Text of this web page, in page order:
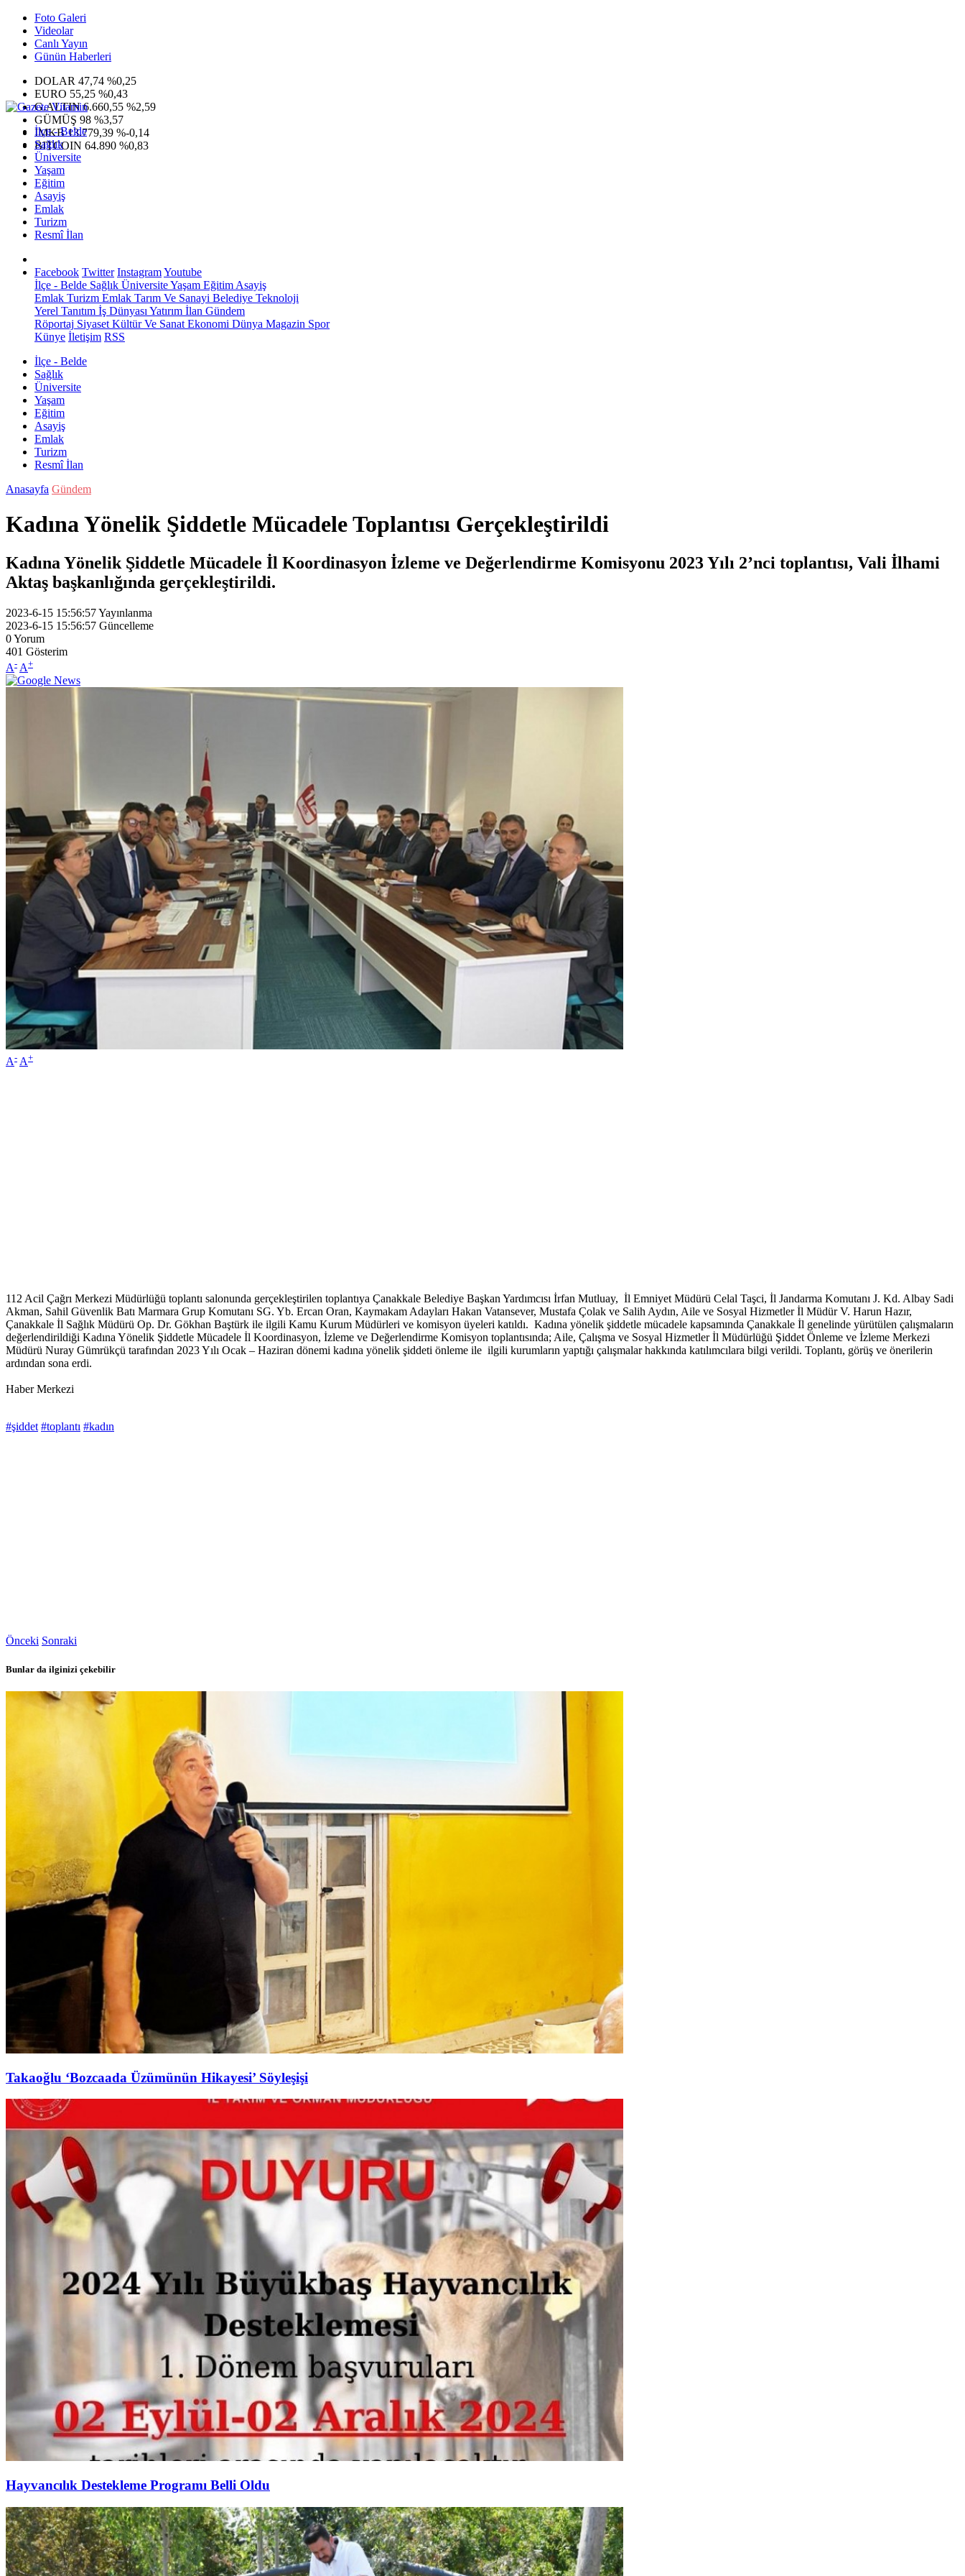
Foto Galeri
Videolar
Canlı Yayın
Günün Haberleri
DOLAR 47,74 %0,25
EURO 55,25 %0,43
G.ALTIN6.660,55 %2,59
GÜMÜŞ 98 %3,57
IMKB13.779,39 %-0,14
BITCOIN 64.890 %0,83
İlçe - Belde
Sağlık
Üniversite
Yaşam
Eğitim
Asayiş
Emlak
Turizm
Resmî İlan
Facebook Twitter InstagramYoutube
İlçe - Belde Sağlık ÜniversiteYaşam Eğitim Asayiş
Emlak Turizm Emlak Tarım Ve Sanayi Belediye Teknoloji
Yerel Tanıtım İş Dünyası Yatırım İlan Gündem
Röportaj Siyaset Kültür Ve Sanat Ekonomi Dünya Magazin Spor
Künye İletişim RSS
İlçe - Belde
Sağlık
Üniversite
Yaşam
Eğitim
Asayiş
Emlak
Turizm
Resmî İlan
Anasayfa Gündem
Kadına Yönelik Şiddetle Mücadele Toplantısı Gerçekleştirildi
Kadına Yönelik Şiddetle Mücadele İl Koordinasyon İzleme ve Değerlendirme Komisyonu 2023 Yılı 2’nci toplantısı, Vali İlhami
Aktaş başkanlığında gerçekleştirildi.
2023-6-15 15:56:57Yayınlanma
2023-6-15 15:56:57 Güncelleme
0Yorum
401 Gösterim
A- A+
A- A+
112 Acil Çağrı Merkezi Müdürlüğü toplantı salonunda gerçekleştirilen toplantıya Çanakkale Belediye Başkan Yardımcısı İrfan Mutluay, İl Emniyet Müdürü Celal Taşci, İl Jandarma Komutanı J. Kd. Albay Sadi
Akman, Sahil Güvenlik Batı Marmara Grup Komutanı SG. Yb. Ercan Oran, Kaymakam Adayları Hakan Vatansever, Mustafa Çolak ve Salih Aydın, Aile ve Sosyal Hizmetler İl Müdür V. Harun Hazır,
Çanakkale İl Sağlık Müdürü Op. Dr. Gökhan Baştürk ile ilgili Kamu Kurum Müdürleri ve komisyon üyeleri katıldı. Kadına yönelik şiddetle mücadele kapsamında Çanakkale İl genelinde yürütülen çalışmaların
değerlendirildiği Kadına Yönelik Şiddetle Mücadele İl Koordinasyon, İzleme ve Değerlendirme Komisyon toplantısında; Aile, Çalışma ve Sosyal Hizmetler İl Müdürlüğü Şiddet Önleme ve İzleme Merkezi
Müdürü Nuray Gümrükçü tarafından 2023 Yılı Ocak – Haziran dönemi kadına yönelik şiddeti önleme ile ilgili kurumların yaptığı çalışmalar hakkında katılımcılara bilgi verildi. Toplantı, görüş ve önerilerin
ardından sona erdi.
Haber Merkezi
#şiddet #toplantı #kadın
Önceki Sonraki
Bunlar da ilginizi çekebilir
Takaoğlu ‘Bozcaada Üzümünün Hikayesi’ Söyleşişi
Hayvancılık Destekleme Programı Belli Oldu